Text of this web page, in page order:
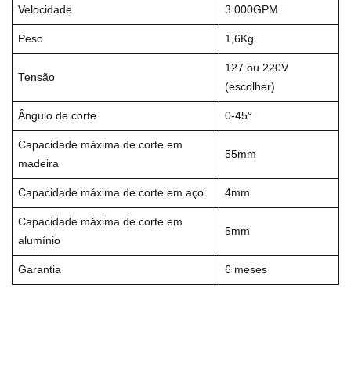
Velocidade 3.000GPM
Peso 1,6Kg
Tensão
127 ou 220V
(escolher)
Ângulo de corte 0-45°
Capacidade máxima de corte em
madeira
55mm
Capacidade máxima de corte em aço 4mm
Capacidade máxima de corte em
alumínio
5mm
Garantia 6 meses